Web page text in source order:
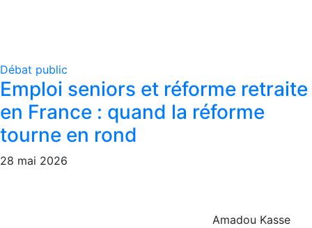
Débat public
Emploi seniors et réforme retraite
en France : quand la réforme
tourne en rond
28 mai 2026
Amadou Kasse